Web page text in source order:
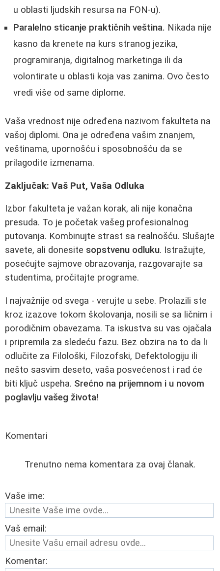
u oblasti ljudskih resursa na FON-u).
Paralelno sticanje praktičnih veština. Nikada nije
kasno da krenete na kurs stranog jezika,
programiranja, digitalnog marketinga ili da
volontirate u oblasti koja vas zanima. Ovo često
vredi više od same diplome.
Vaša vrednost nije određena nazivom fakulteta na
vašoj diplomi. Ona je određena vašim znanjem,
veštinama, upornošću i sposobnošću da se
prilagodite izmenama.
Zaključak: Vaš Put, Vaša Odluka
Izbor fakulteta je važan korak, ali nije konačna
presuda. To je početak vašeg profesionalnog
putovanja. Kombinujte strast sa realnošću. Slušajte
savete, ali donesite sopstvenu odluku. Istražujte,
posećujte sajmove obrazovanja, razgovarajte sa
studentima, pročitajte programe.
I najvažnije od svega - verujte u sebe. Prolazili ste
kroz izazove tokom školovanja, nosili se sa ličnim i
porodičnim obavezama. Ta iskustva su vas ojačala
i pripremila za sledeću fazu. Bez obzira na to da li
odlučite za Filološki, Filozofski, Defektologiju ili
nešto sasvim deseto, vaša posvećenost i rad će
biti ključ uspeha. Srećno na prijemnom i u novom
poglavlju vašeg života!
Komentari
Trenutno nema komentara za ovaj članak.
Vaše ime:
Vaš email:
Komentar: